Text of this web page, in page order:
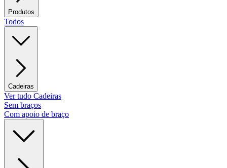
Produtos
Todos
Cadeiras
Ver tudo Cadeiras
Sem braços
Com apoio de braço